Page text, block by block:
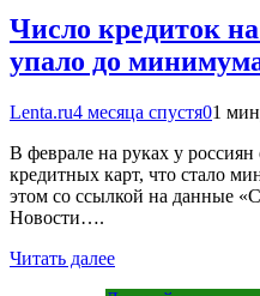
Число кредиток
упало до
Lenta.ru4 месяца спустя01
В феврале на руках у
кредитных карт, что стало
этом со ссылкой на данные
Новости….
Читать далее